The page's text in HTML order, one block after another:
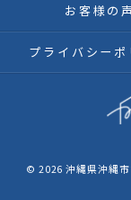
お客様の
プライバシーポ
© 2026 沖縄県沖縄市